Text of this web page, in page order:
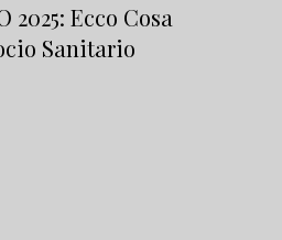
2025: Ecco Cosa
Sanitario